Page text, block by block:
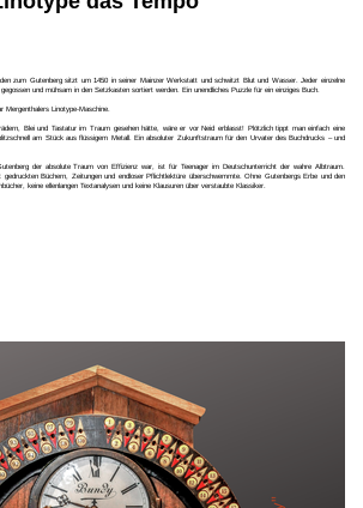
zum Gutenberg sitzt um 1450 in seiner Mainzer Werkstatt und schwitzt Blut und Wasser. Jeder einzelne
und mühsam in den Setzkasten sortiert werden. Ein unendliches Puzzle für ein einziges Buch.
Linotype-Maschine.
Blei und Tastatur im Traum gesehen hätte, wäre er vor Neid erblasst! Plötzlich tippt man einfach eine
am Stück aus flüssigem Metall. Ein absoluter Zukunftstraum für den Urvater des Buchdrucks – und
der absolute Traum von Effizienz war, ist für Teenager im Deutschunterricht der wahre Albtraum.
Büchern, Zeitungen und endloser Pflichtlektüre überschwemmte. Ohne Gutenbergs Erbe und den
keine ellenlangen Textanalysen und keine Klausuren über verstaubte Klassiker.